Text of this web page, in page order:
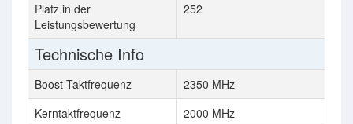
Platz in der
Leistungsbewertung
252
Technische Info
Boost-Taktfrequenz
2350 MHz
Kerntaktfrequenz
2000 MHz